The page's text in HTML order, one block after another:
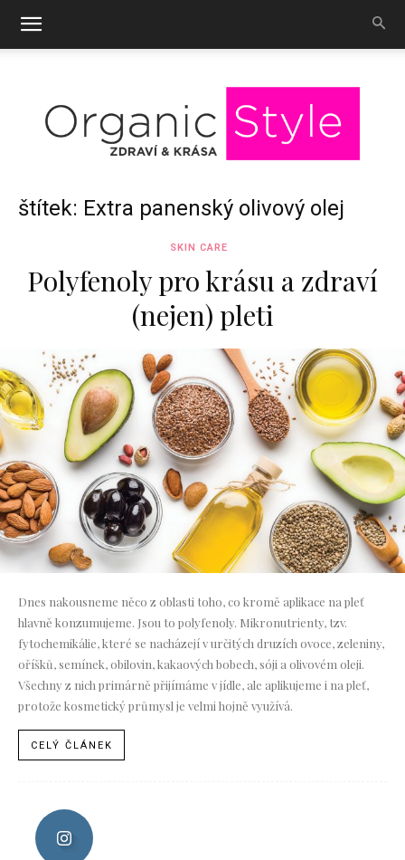
OrganicStyle
štítek: Extra panenský olivový olej
SKIN CARE
Polyfenoly pro krásu a zdraví
(nejen) pleti
Dnes nakousneme něco z oblasti toho, co kromě aplikace na pleť
hlavně konzumujeme. Jsou to polyfenoly. Mikronutrienty, tzv.
fytochemikálie, které se nacházejí v určitých druzích ovoce, zeleniny,
oříšků, semínek, obilovin, kakaových bobech, sóji a olivovém oleji.
Všechny z nich primárně přijímáme v jídle, ale aplikujeme i na pleť,
protože kosmetický průmysl je velmi hojně využívá.
CELÝ ČLÁNEK